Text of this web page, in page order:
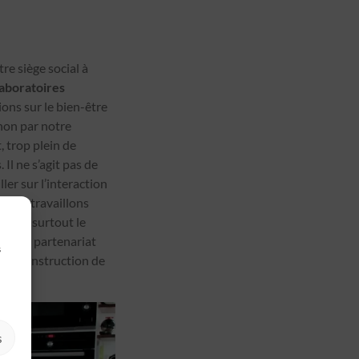
siège social à
sur le bien-être
par notre
trop plein de
ne s’agit pas de
sur l’interaction
travaillons
et surtout le
en partenariat
la construction de